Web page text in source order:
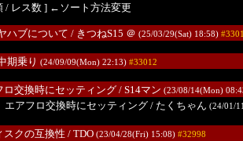
/ レス数 ] ←ソート方法変更
ハブについて / きつねS15 ＠ (25/03/29(Sat) 18:58)
期乗り (24/09/09(Mon) 22:13) #33012
交換時にセッティング/ S14マン (23/08/14(Mon)
アフロ交換時にセッティング/ たくちゃん (24/01/
クの互換性 / TDO (23/04/28(Fri) 15:08) #32998